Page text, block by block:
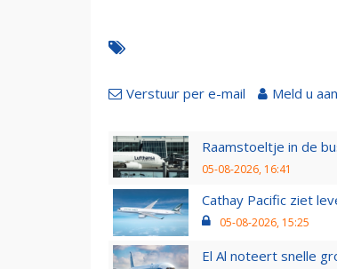
Verstuur per e-mail Meld u
Raamstoeltje in de
05-08-2026, 16:41
Cathay Pacific ziet
05-08-2026, 15:25
El Al noteert snelle